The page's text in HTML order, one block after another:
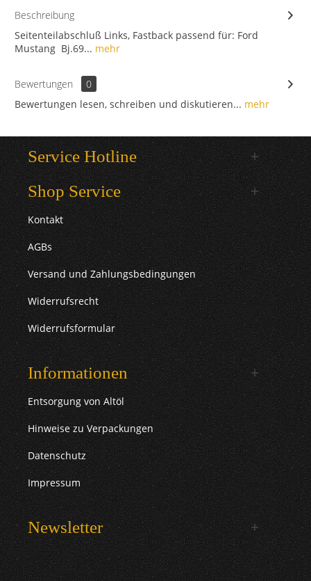
Beschreibung
Seitenteilabschluß Links, Fastback passend für: Ford
Mustang Bj.69... mehr
Bewertungen
0
Bewertungen lesen, schreiben und diskutieren... mehr
Service Hotline
Shop Service
Kontakt
AGBs
Versand und Zahlungsbedingungen
Widerrufsrecht
Widerrufsformular
Informationen
Entsorgung von Altöl
Hinweise zu Verpackungen
Datenschutz
Impressum
Newsletter